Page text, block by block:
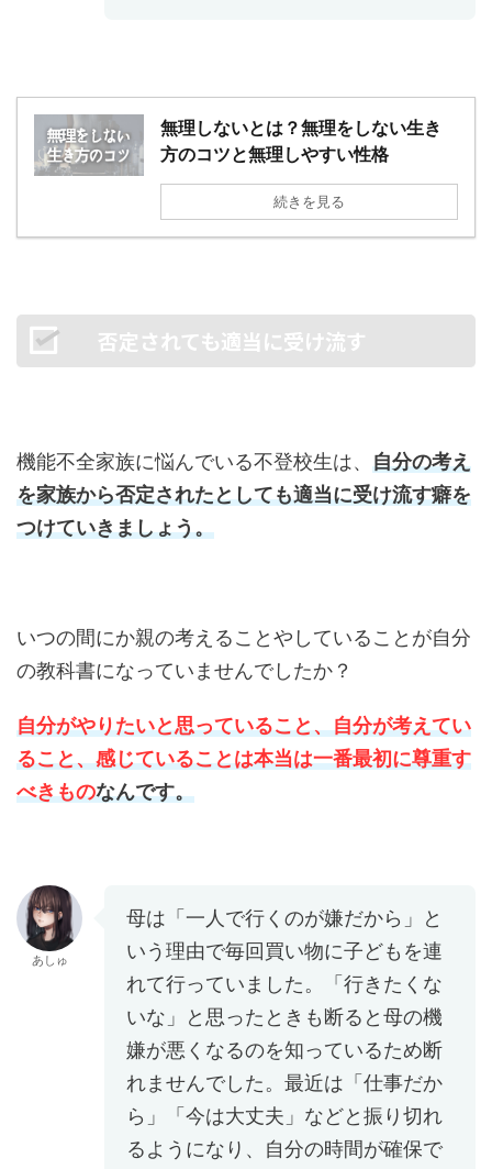
無理しないとは？無理をしない生き
方のコツと無理しやすい性格
続きを見る
否定されても適当に受け流す
機能不全家族に悩んでいる不登校生は、 自分の考え
を家族から否定されたとしても適当に受け流す癖を
つけていきましょう。
いつの間にか親の考えることやしていることが自分
の教科書になっていませんでしたか？
自分がやりたいと思っていること、自分が考えてい
ること、感じていることは本当は一番最初に尊重す
べきものなんです。
あしゅ
母は「一人で行くのが嫌だから」と
いう理由で毎回買い物に子どもを連
れて行っていました。「行きたくな
いな」と思ったときも断ると母の機
嫌が悪くなるのを知っているため断
れませんでした。最近は「仕事だか
ら」「今は大丈夫」などと振り切れ
るようになり、自分の時間が確保で